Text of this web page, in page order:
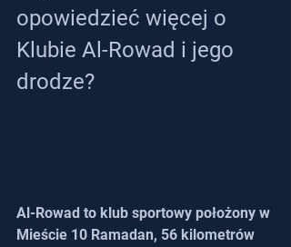
opowiedzieć więcej o
Klubie Al-Rowad i jego
drodze?
Al-Rowad to klub sportowy położony w
Mieście 10 Ramadan, 56 kilometrów